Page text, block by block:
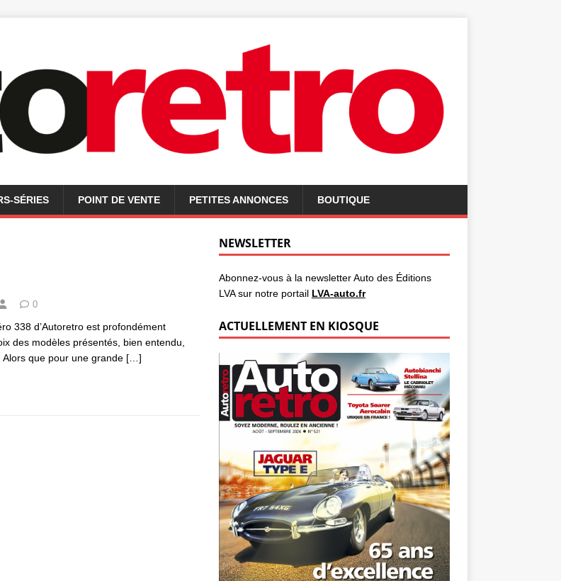
SÉRIES POINT DE VENTE PETITES ANNONCES BOUTIQUE
0
338 d’Autoretro est profondément
des modèles présentés, bien entendu,
que pour une grande […]
NEWSLETTER
Abonnez-vous à la newsletter Auto des Éditions
LVA sur notre portail LVA-auto.fr
ACTUELLEMENT EN KIOSQUE